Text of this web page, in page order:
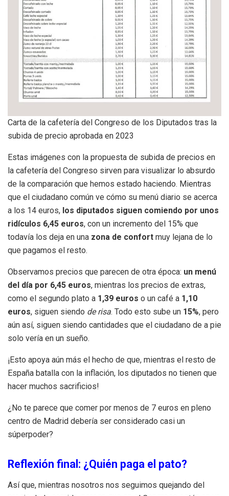
Carta de la cafetería del Congreso de los Diputados tras la
subida de precio aprobada en 2023
Estas imágenes con la propuesta de subida de precios en
la cafetería del Congreso sirven para visualizar lo absurdo
de la comparación que hemos estado haciendo. Mientras
que el ciudadano común ve cómo su menú diario se acerca
a los 14 euros, los diputados siguen comiendo por unos
ridículos 6,45 euros, con un incremento del 15% que
todavía los deja en una zona de confort muy lejana de lo
que pagamos el resto.
Observamos precios que parecen de otra época: un menú
del día por 6,45 euros, mientras los precios de extras,
como el segundo plato a 1,39 euros o un café a 1,10
euros, siguen siendo de risa. Todo esto sube un 15%, pero
aún así, siguen siendo cantidades que el ciudadano de a pie
solo vería en un sueño.
¡Esto apoya aún más el hecho de que, mientras el resto de
España batalla con la inflación, los diputados no tienen que
hacer muchos sacrificios!
¿No te parece que comer por menos de 7 euros en pleno
centro de Madrid debería ser considerado casi un
súperpoder?
Reflexión final: ¿Quién paga el pato?
Así que, mientras nosotros nos seguimos quejando del